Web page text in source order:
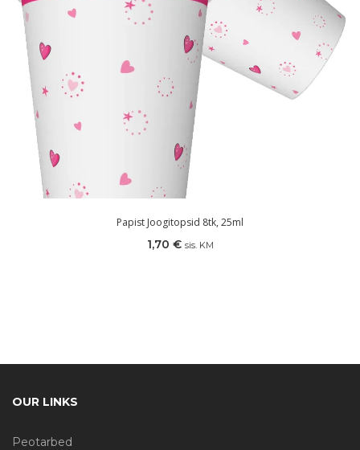
Papist Joogitopsid 8tk, 25ml
1,70 € sis. KM
OUR LINKS
Peotarbed